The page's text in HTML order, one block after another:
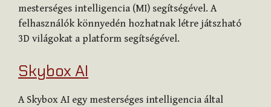
mesterséges intelligencia (MI) segítségével. A
felhasználók könnyedén hozhatnak létre játszható
3D világokat a platform segítségével.
Skybox AI
A Skybox AI egy mesterséges intelligencia által